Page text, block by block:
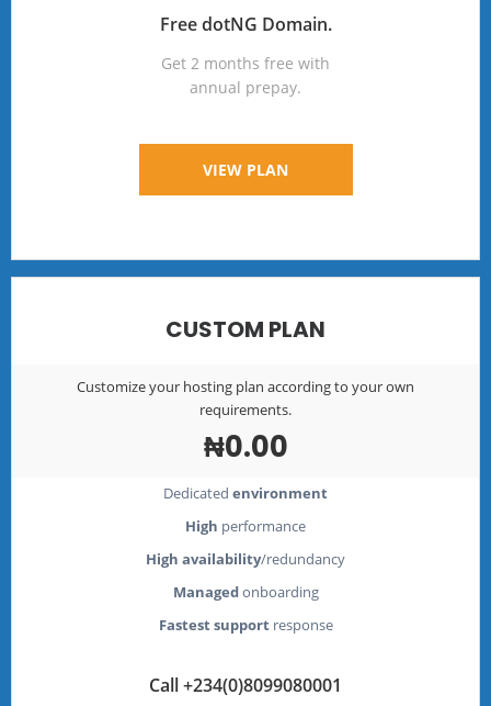
Free dotNG Domain.
Get 2 months free with
annual prepay.
VIEW PLAN
CUSTOM PLAN
Customize your hosting plan according to your own
requirements.
₦0.00
Dedicated environment
High performance
High availability/redundancy
Managedonboarding
Fastest supportresponse
Call +234(0)8099080001